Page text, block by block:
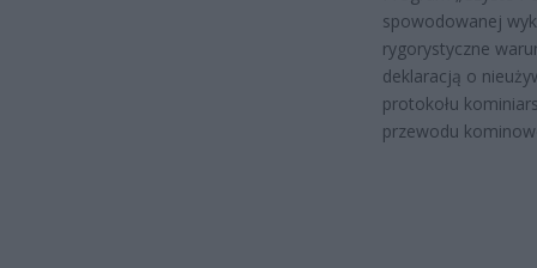
spowodowanej
rygorystyczne
deklaracją o
protokołu
przewodu